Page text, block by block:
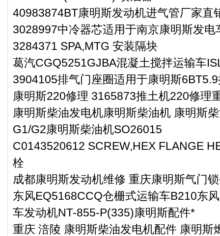
40983874BT康明斯发动机进气管厂家直
3028997中冷器芯适用于南京康明斯发
3284371 SPA,MTG 安装隔块
葛汽CGQ5251GJBA混凝土搅拌运输车
3904105排气门座圈适用于康明斯
康明斯220修理 3165873推土机220修理
康明斯柴油发电机康明斯柴油机 康明斯
G1/G2康明斯柴油机SO26015
C0143520612 SCREW,HEX FLANGE
栓
成都康明斯发动机维修 重庆康明斯气门
东风EQ5168CCQ仓栅式运输车B210东
车发动机NT-855-P(335)康明斯配件*
重庆 涪陵 康明斯柴油发电机配件 康明斯